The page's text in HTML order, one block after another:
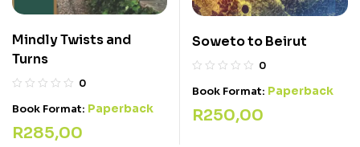
Mindly Twists and
Turns
0
Book Format: Paperback
R285,00
Soweto to Beirut
0
Book Format: Paperback
R250,00